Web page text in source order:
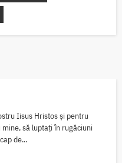
Iisus Hristos și pentru
să luptați în rugăciuni
de...